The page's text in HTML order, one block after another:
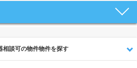
相談可の物件物件を探す